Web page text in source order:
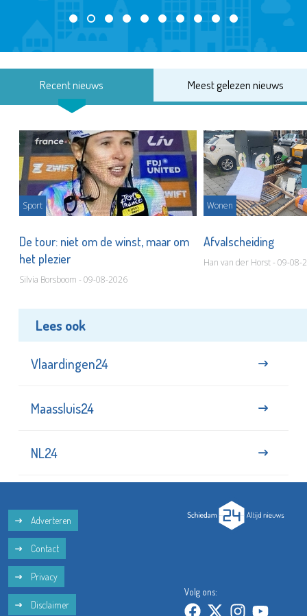
Recent nieuws Meest gelezen nieuws
Sport
De tour: niet om de winst, maar om
het plezier
Silvia Borsboom - 09-08-2026
Wonen
Afvalscheiding
Han van der Horst - 09-08-
Lees ook
Vlaardingen24
Maassluis24
NL24
Adverteren
Contact
Privacy
Disclaimer
Volg ons: